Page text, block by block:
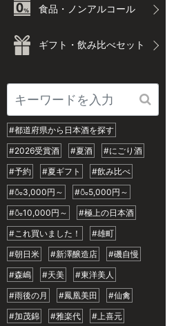
食品・ノンアルコール
ギフト・飲み比べセット
#都道府県から日本酒を探す
#2026受賞酒
#夏酒
#にごり酒
#予約
#夏ギフト
#飲み比べ
#🍶3,000円～
#🍶5,000円～
#🍶10,000円～
#極上の日本酒
#これ買いました！
#雄町
#朝日米
#新澤醸造店
#磯自慢
#森嶋
#天美
#東洋美人
#雨後の月
#鳳凰美田
#仙禽
#加茂錦
#雅楽代
#上喜元